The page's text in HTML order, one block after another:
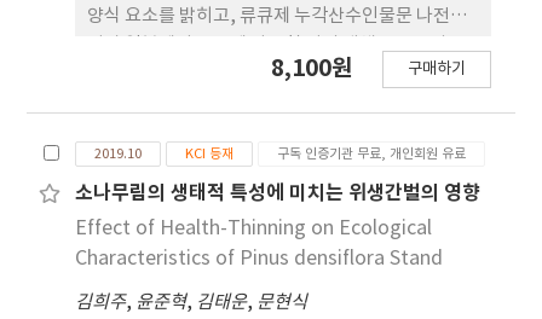
양식 요소를 밝히고, 류큐제 누각산수인물문 나전칠
되었을 가능성을 고찰한 것이다. 류큐왕국에서는 적
대(明代, 1368~1644) 이후의 나전 기법을 도입하고
누각산수 인물문을 시문한 중국풍 기종의 칠기를 많
이 생산하기 시작했다. 이러한 변화는 1609년, 류큐
를 통해 중국과 교류하고자 했던 사쓰마(薩摩) 지역
린다. 사쓰마로부터 지원을 받아 중국과 밀접하게 교
8,100원 구매하기
2019.10 KCI 등재 구독 인증기관 무료, 개인회원 유료
소나무림의 생태적 특성에 미치는 위생간벌의 영향
Effect of Health-Thinning on Ecological
Characteristics of Pinus densiflora Stand
김희주, 윤준혁, 김태운, 문현식